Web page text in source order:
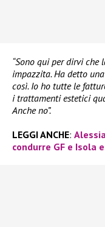
“Sono qui per dirvi che
impazzita. Ha detto
così. Io ho tutte le
i trattamenti estetici
Anche no”.
LEGGI ANCHE:
condurre GF e Isola